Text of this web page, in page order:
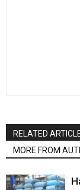
RELATED
MORE FROM